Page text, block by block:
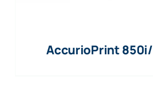
AccurioPrint